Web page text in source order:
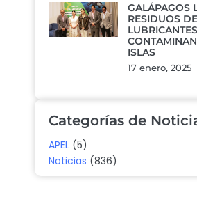
GALÁPAGOS
RESIDUOS
ISLAS
17 enero, 2025
Categorías de
APEL (5)
Noticias (836)